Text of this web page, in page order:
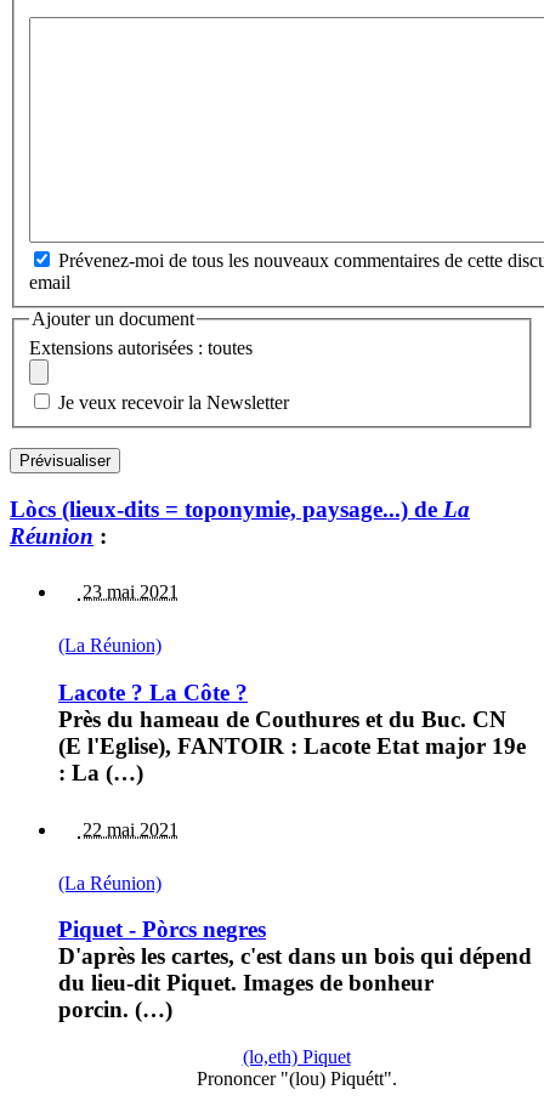
Prévenez-moi de tous les nouveaux commentaires de cette
email
Ajouter un document
Extensions autorisées : toutes
Je veux recevoir la Newsletter
Lòcs (lieux-dits = toponymie, paysage...) de La
Réunion :
23 mai 2021
(La Réunion)
Lacote ? La Côte ?
Près du hameau de Couthures et du Buc. CN
(E l'Eglise), FANTOIR : Lacote Etat major 19e
: La (…)
22 mai 2021
(La Réunion)
Piquet - Pòrcs negres
D'après les cartes, c'est dans un bois qui dépend
du lieu-dit Piquet. Images de bonheur
porcin. (…)
(lo,eth) Piquet
Prononcer "(lou) Piquétt".